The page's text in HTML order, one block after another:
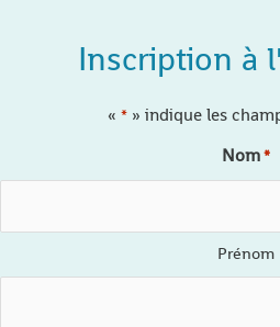
Inscription à
« * » indique les
Nom*
Prénom